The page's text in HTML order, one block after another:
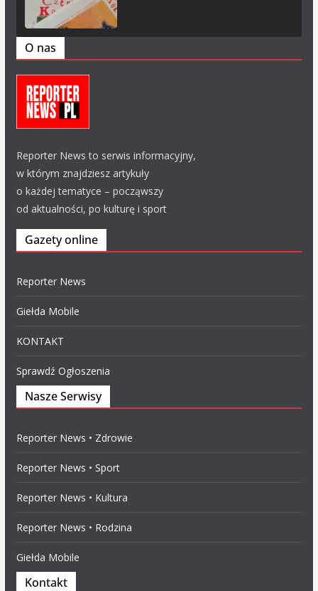
O nas
Reporter News to serwis informacyjny,
w którym znajdziesz artykuły
o każdej tematyce – począwszy
od aktualności, po kulturę i sport
Gazety online
Reporter News
Giełda Mobile
KONTAKT
Sprawdź Ogłoszenia
Nasze Serwisy
Reporter News • Zdrowie
Reporter News • Sport
Reporter News • Kultura
Reporter News • Rodzina
Giełda Mobile
Kontakt